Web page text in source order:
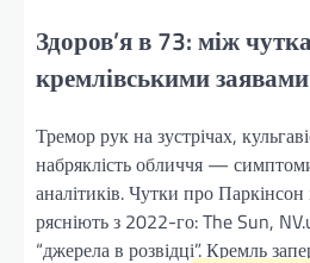
Здоров’я в 73: між
кремлівськими заявами
Тремор рук на зустрічах,
набряклість обличчя —
аналітиків. Чутки про Паркінсон
рясніють з 2022-го: The Sun,
“джерела в розвідці”. Кремль